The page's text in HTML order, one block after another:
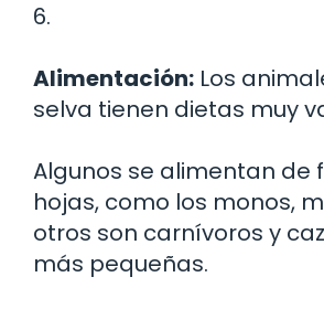
6.
Alimentación: Los
selva tienen dietas muy
Algunos se alimentan de
hojas, como los monos,
otros son carnívoros y
más pequeñas.